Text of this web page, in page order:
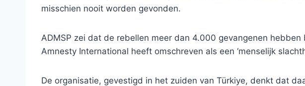
misschien nooit worden gevonden.
ADMSP zei dat de rebellen meer dan 4.000 gevangenen
Amnesty International heeft omschreven als een ‘menselijk
De organisatie, gevestigd in het zuiden van Türkiye, denkt dat